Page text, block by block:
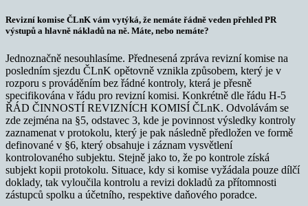
Revizní komise ČLnK vám vytýká, že nemáte řádně veden přehled PR
výstupů a hlavně nákladů na ně. Máte, nebo nemáte?
Jednoznačně nesouhlasíme. Přednesená zpráva revizní komise na
posledním sjezdu ČLnK opětovně vznikla způsobem, který je v
rozporu s prováděním bez řádné kontroly, která je přesně
specifikována v řádu pro revizní komisi. Konkrétně dle řádu H-5
ŘÁD ČINNOSTÍ REVIZNÍCH KOMISÍ ČLnK. Odvolávám se
zde zejména na §5, odstavec 3, kde je povinnost výsledky kontroly
zaznamenat v protokolu, který je pak následně předložen ve formě
definované v §6, který obsahuje i záznam vysvětlení
kontrolovaného subjektu. Stejně jako to, že po kontrole získá
subjekt kopii protokolu. Situace, kdy si komise vyžádala pouze dílčí
doklady, tak vyloučila kontrolu a revizi dokladů za přítomnosti
zástupců spolku a účetního, respektive daňového poradce.